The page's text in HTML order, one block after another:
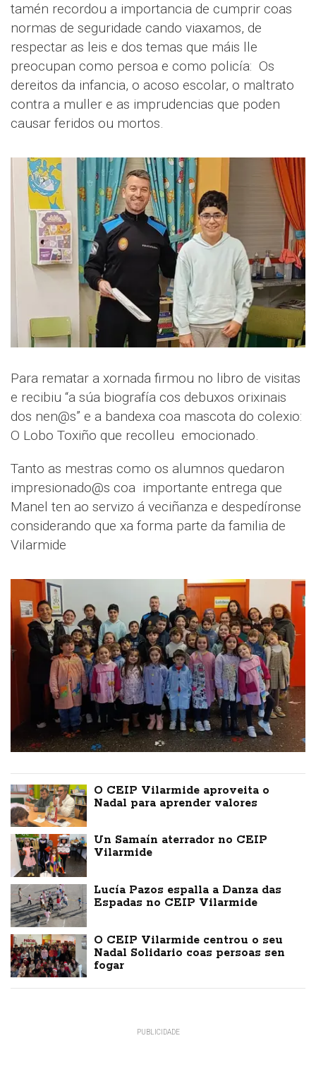
tamén recordou a importancia de cumprir coas
normas de seguridade cando viaxamos, de
respectar as leis e dos temas que máis lle
preocupan como persoa e como policía: Os
dereitos da infancia, o acoso escolar, o maltrato
contra a muller e as imprudencias que poden
causar feridos ou mortos.
Para rematar a xornada firmou no libro de visitas
e recibiu “a súa biografía cos debuxos orixinais
dos nen@s” e a bandexa coa mascota do colexio:
O Lobo Toxiño que recolleu emocionado.
Tanto as mestras como os alumnos quedaron
impresionado@s coa importante entrega que
Manel ten ao servizo á veciñanza e despedíronse
considerando que xa forma parte da familia de
Vilarmide
O CEIP Vilarmide aproveita o
Nadal para aprender valores
Un Samaín aterrador no CEIP
Vilarmide
Lucía Pazos espalla a Danza das
Espadas no CEIP Vilarmide
O CEIP Vilarmide centrou o seu
Nadal Solidario coas persoas sen
fogar